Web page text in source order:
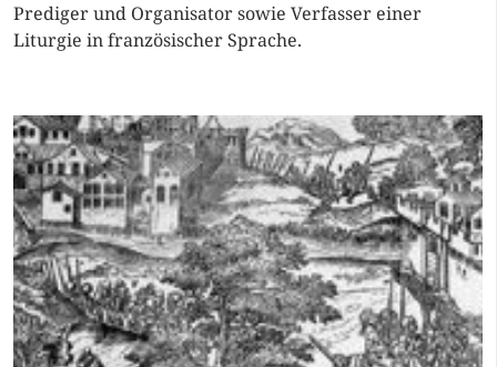
Prediger und Organisator sowie Verfasser einer
Liturgie in französischer Sprache.